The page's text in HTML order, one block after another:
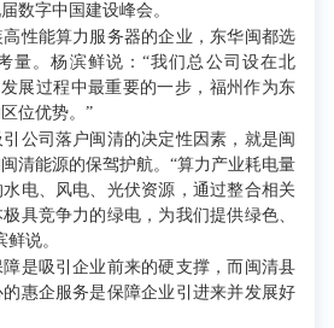
数字中国建设峰会。
能算力服务器的企业，东华闽都选
量。杨滨鲜说：“我们总公司设在北
展过程中最重要的一步，福州作为东
位优势。”
司落户闽清的决定性因素，就是闽
清能源的保驾护航。“算力产业耗电量
电、风电、光伏资源，通过整合相关
具竞争力的绿电，为我们提供绿色、
说。
吸引企业前来的硬支撑，而闽清县
惠企服务是保障企业引进来并发展好